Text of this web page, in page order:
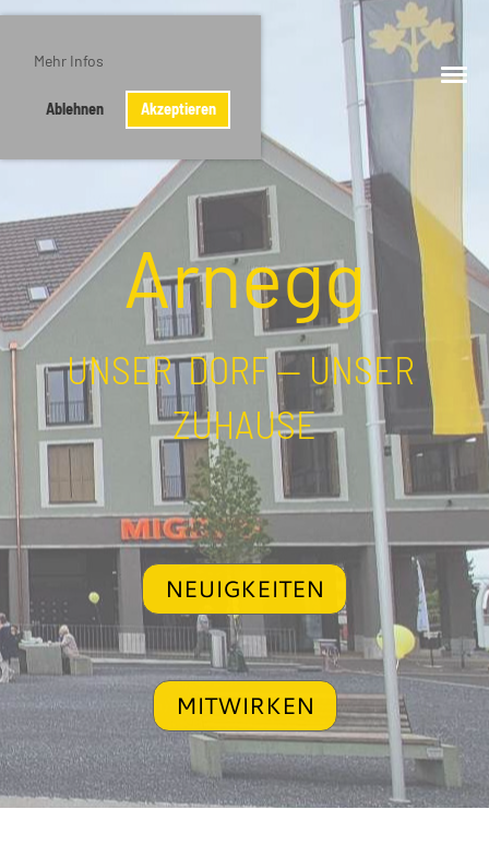
Mehr Infos
Ablehnen Akzeptieren
Arnegg
UNSER DORF — UNSER
ZUHAUSE
NEUIGKEITEN
MITWIRKEN